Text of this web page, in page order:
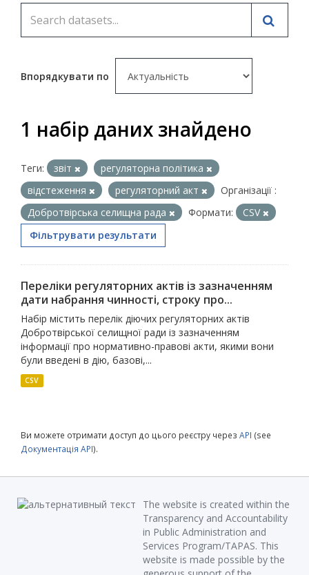
Впорядкувати по
1 набір даних знайдено
Теги: звіт
регуляторна політика
відстеження
регуляторний акт
Організації :
Добротвірська селищна рада
Формати:
CSV
Фільтрувати результати
Переліки регуляторних актів із зазначенням
дати набрання чинності, строку про...
Набір містить перелік діючих регуляторних актів
Добротвірської селищної ради із зазначенням
інформації про нормативно-правові акти, якими вони
були введені в дію, базові,...
CSV
Ви можете отримати доступ до цього реєстру через API (see
Документація API).
The website is created within the
Transparency and Accountability
in Public Administration and
Services Program/TAPAS. This
website is made possible by the